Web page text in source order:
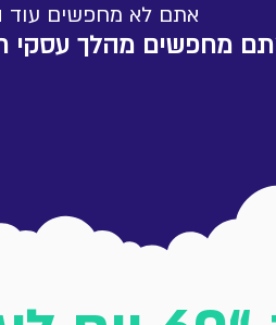
אתם לא מחפשים עוד
מחפשים מהלך עסקי